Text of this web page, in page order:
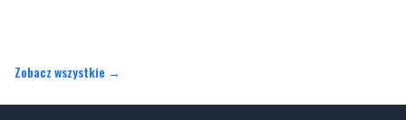
Zobacz wszystkie →